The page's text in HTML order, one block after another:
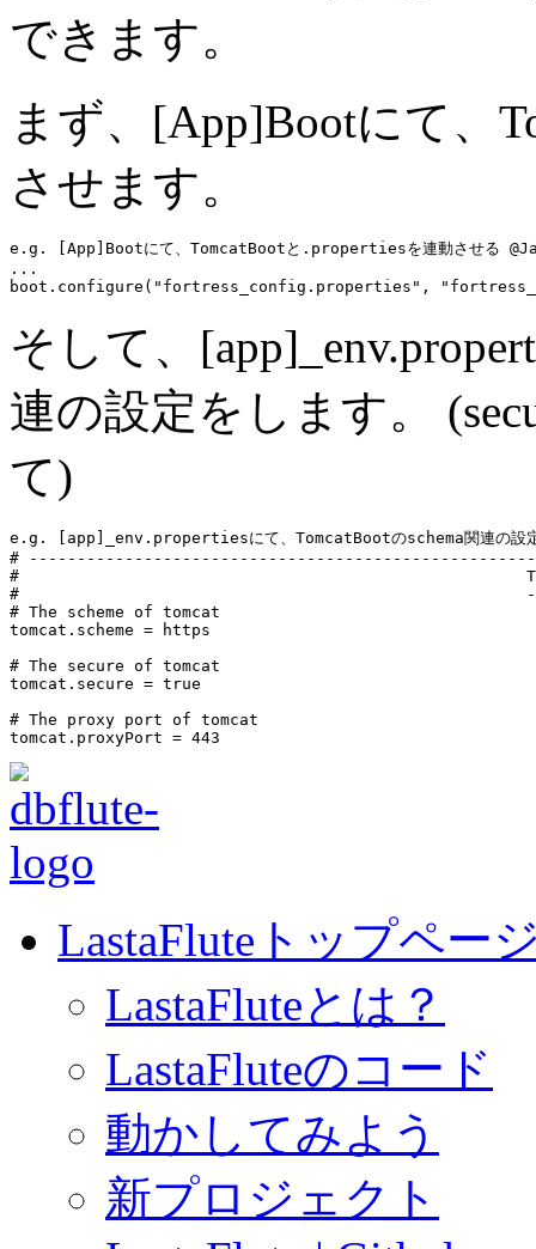
できます。
まず、[App]Bootにて、
させます。
e.g. [App]Bootにて、TomcatBootと.propertiesを連動させる
...
boot.configure( "fortress_config.properties" ,
そして、
連の設定をします。
て)
e.g. [app]_env.propertiesにて、TomcatBootのschema関連の設
#
#
#
# The scheme of tomcat
tomcat.scheme = https
# The secure of tomcat
tomcat.secure = true
# The proxy port of tomcat
LastaFluteトップペー
LastaFluteとは？
LastaFluteのコード
動かしてみよう
新プロジェクト